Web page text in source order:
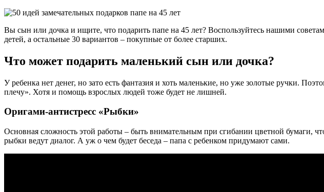
Вы сын или дочка и ищите, что подарить папе на 45 лет? Воспользуйтесь нашими
детей, а остальные 30 вариантов – покупные от более старших.
Что может подарить маленький сын или дочка?
У ребенка нет денег, но зато есть фантазия и хоть маленькие, но уже золотые ручки.
плечу». Хотя и помощь взрослых людей тоже будет не лишней.
Оригами-антистресс «Рыбки»
Основная сложность этой работы – быть внимательным при сгибании цветной бумаги,
рыбки ведут диалог. А уж о чем будет беседа – папа с ребенком придумают сами.